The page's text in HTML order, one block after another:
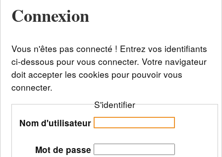
Connexion
Vous n'êtes pas connecté ! Entrez vos identifiants
ci-dessous pour vous connecter. Votre navigateur
doit accepter les cookies pour pouvoir vous
connecter.
S'identifier
Nom d'utilisateur
Mot de passe